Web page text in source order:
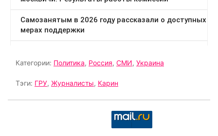
Категории: Политика, Россия, СМИ, Украина
Тэги: ГРУ, Журналисты, Карин